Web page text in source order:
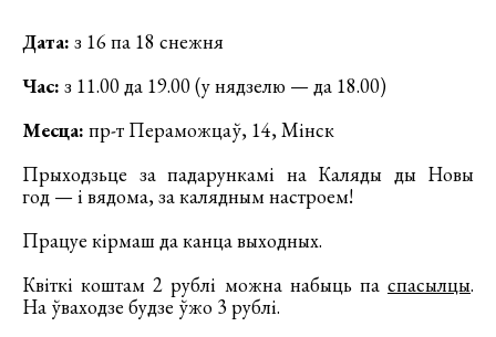
Дата: з 16 па 18 снежня
Час: з 11.00 да 19.00 (у нядзелю — да 18.00)
Месца: пр-т Пераможцаў, 14, Мінск
Прыходзьце за падарункамі на Каляды ды Новы
год — і вядома, за калядным настроем!
Працуе кірмаш да канца выходных.
Квіткі коштам 2 рублі можна набыць па спасылцы.
На ўваходзе будзе ўжо 3 рублі.